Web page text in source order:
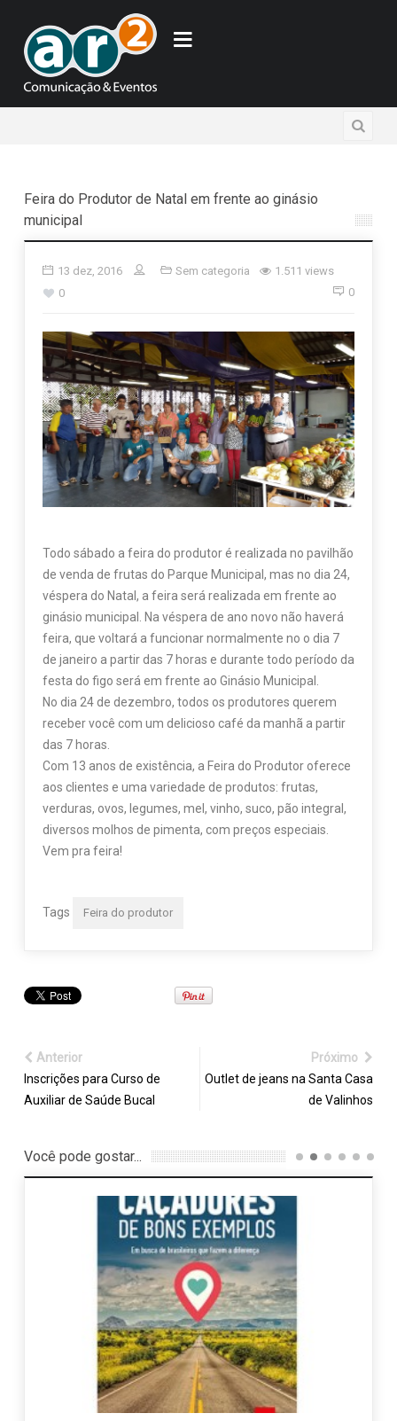
Feira do Produtor de Natal em frente ao ginásio
municipal
13 dez, 2016 Sem categoria
1.511 views
0
0
Todo sábado a feira do produtor é realizada no pavilhão
de venda de frutas do Parque Municipal, mas no dia 24,
véspera do Natal, a feira será realizada em frente ao
ginásio municipal. Na véspera de ano novo não haverá
feira, que voltará a funcionar normalmente no o dia 7
de janeiro a partir das 7 horas e durante todo período da
festa do figo será em frente ao Ginásio Municipal.
No dia 24 de dezembro, todos os produtores querem
receber você com um delicioso café da manhã a partir
das 7 horas.
Com 13 anos de existência, a Feira do Produtor oferece
aos clientes e uma variedade de produtos: frutas,
verduras, ovos, legumes, mel, vinho, suco, pão integral,
diversos molhos de pimenta, com preços especiais.
Vem pra feira!
Tags Feira do produtor
Anterior
Inscrições para Curso de
Auxiliar de Saúde Bucal
Próximo
Outlet de jeans na Santa Casa
de Valinhos
Você pode gostar...